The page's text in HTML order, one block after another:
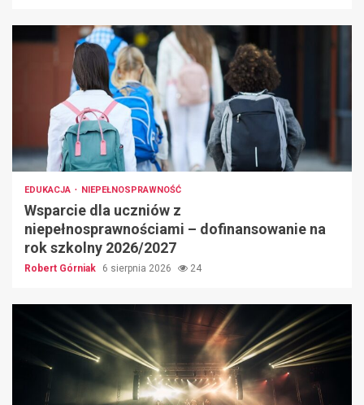
EDUKACJA NIEPEŁNOSPRAWNOŚĆ
Wsparcie dla uczniów z
niepełnosprawnościami – dofinansowanie na
rok szkolny 2026/2027
Robert Górniak 6 sierpnia 2026 24